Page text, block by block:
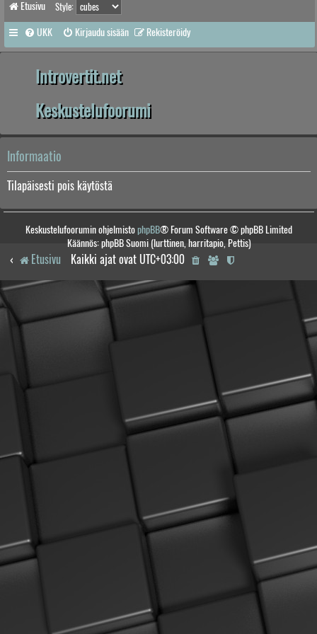
Etusivu Style:
UKK Kirjaudu sisään Rekisteröidy
Introvertit.net
Keskustelufoorumi
Informaatio
Tilapäisesti pois käytöstä
Keskustelufoorumin ohjelmistophpBB® Forum Software © phpBB Limited
Käännös: phpBB Suomi (lurttinen, harritapio, Pettis)
Etusivu Kaikki ajat ovat UTC+03:00